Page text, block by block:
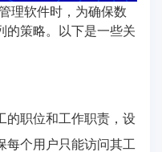
理软件时，为确保数
的策略。以下是一些关
的职位和工作职责，设
每个用户只能访问其工